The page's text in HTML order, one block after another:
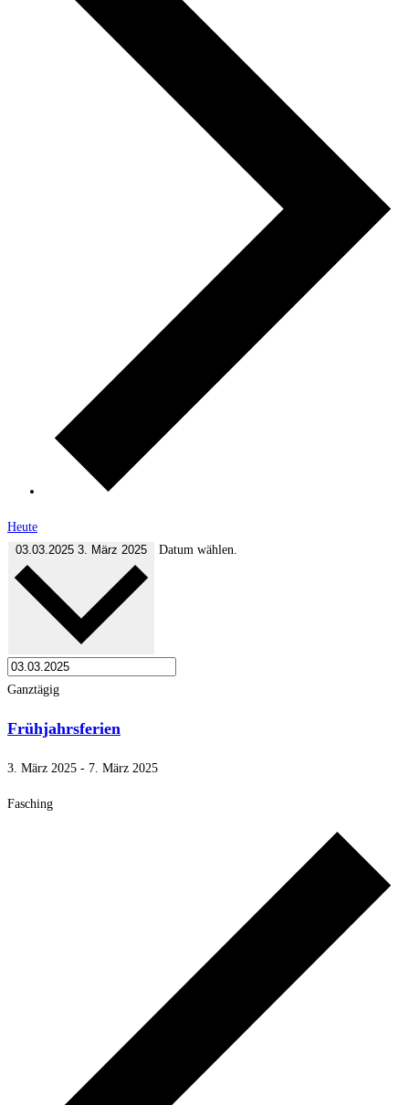
Heute
03.03.2025 3. März 2025 Datum wählen.
Ganztägig
Frühjahrsferien
3. März 2025 - 7. März 2025
Fasching